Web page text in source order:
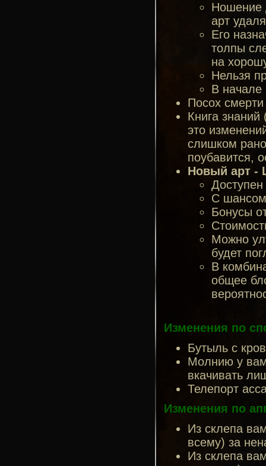
Ношение
арт
Его
толпы
на
Нельзя
В начале
Посох
Книга
это
слишком
поубавится,
Новый арт -
С шансом
Бонусы
Можно
будет
В
общее
Изменения по
Бутыль с
Молнию у
вкачивать
Телепорт
Изменения по
Из склепа
всему) за
Из склепа